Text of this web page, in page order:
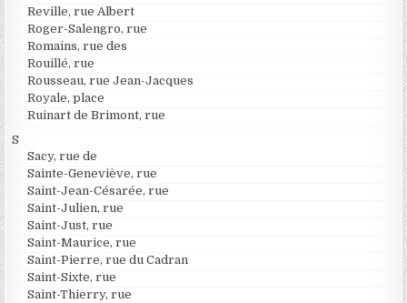
Reville, rue Albert
Roger-Salengro, rue
Romains, rue des
Rouillé, rue
Rousseau, rue Jean-Jacques
Royale, place
Ruinart de Brimont, rue
S
Sacy, rue de
Sainte-Geneviève, rue
Saint-Jean-Césarée, rue
Saint-Julien, rue
Saint-Just, rue
Saint-Maurice, rue
Saint-Pierre, rue du Cadran
Saint-Sixte, rue
Saint-Thierry, rue